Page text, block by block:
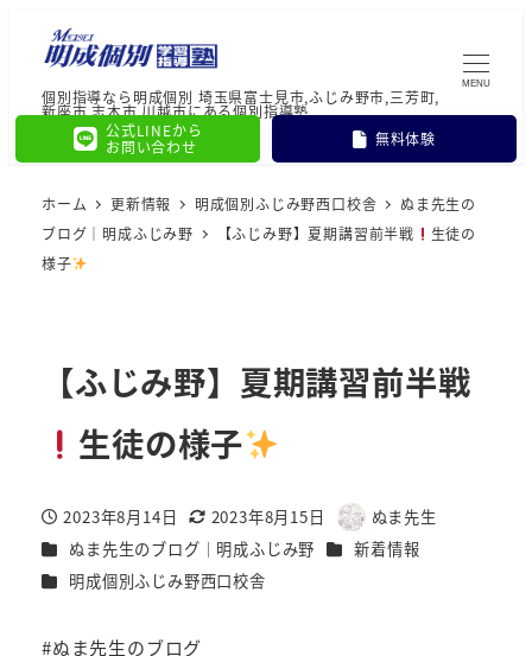
個別指導なら明成個別 埼玉県富士見市,ふじみ野市,三芳町,
新座市,志木市,川越市にある個別指導塾
公式LINEから
お問い合わせ
無料体験
MENU
ホーム 更新情報 明成個別ふじみ野西口校舎
ぬま先生の
ブログ｜明成ふじみ野
【ふじみ野】夏期講習前半戦
生徒の
様子
【ふじみ野】夏期講習前半戦
生徒の様子
投稿日
2023年8月14日
更新日
2023年8月15日
著
者
ぬま先生
カテゴリー
ぬま先生のブログ｜明成ふじみ野 カテゴリー
新着情報
カテゴリー
明成個別ふじみ野西口校舎
#ぬま先生のブログ